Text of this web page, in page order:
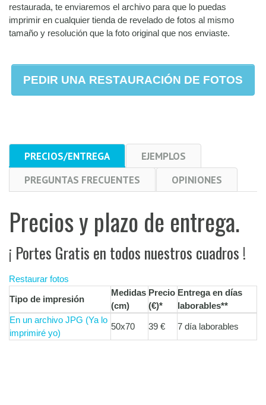
restaurada, te enviaremos el archivo para que lo puedas
imprimir en cualquier tienda de revelado de fotos al mismo
tamaño y resolución que la foto original que nos enviaste.
PEDIR UNA RESTAURACIÓN DE FOTOS
PRECIOS/ENTREGA
EJEMPLOS
PREGUNTAS FRECUENTES
OPINIONES
Precios y plazo de entrega.
¡ Portes Gratis en todos nuestros cuadros !
Restaurar fotos
Tipo de impresión
Medidas
(cm)
Precio
(€)*
Entrega en días
laborables**
En un archivo JPG (Ya lo
imprimiré yo)
50x70 39 € 7 día laborables